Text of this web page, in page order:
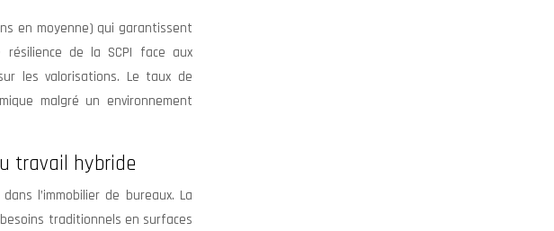
en moyenne) qui garantissent
de la SCPI face aux
les valorisations. Le taux de
malgré un environnement
travail hybride
l’immobilier de bureaux. La
traditionnels en surfaces